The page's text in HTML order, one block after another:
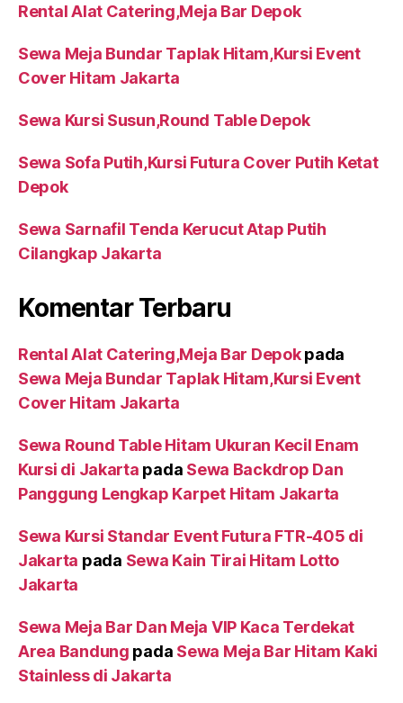
Rental Alat Catering,Meja Bar Depok
Sewa Meja Bundar Taplak Hitam,Kursi Event
Cover Hitam Jakarta
Sewa Kursi Susun,Round Table Depok
Sewa Sofa Putih,Kursi Futura Cover Putih Ketat
Depok
Sewa Sarnafil Tenda Kerucut Atap Putih
Cilangkap Jakarta
Komentar Terbaru
Rental Alat Catering,Meja Bar Depokpada
Sewa Meja Bundar Taplak Hitam,Kursi Event
Cover Hitam Jakarta
Sewa Round Table Hitam Ukuran Kecil Enam
Kursi di Jakarta pada Sewa Backdrop Dan
Panggung Lengkap Karpet Hitam Jakarta
Sewa Kursi Standar Event Futura FTR-405 di
Jakarta pada Sewa Kain Tirai Hitam Lotto
Jakarta
Sewa Meja Bar Dan Meja VIP Kaca Terdekat
Area Bandung pada Sewa Meja Bar Hitam Kaki
Stainless di Jakarta